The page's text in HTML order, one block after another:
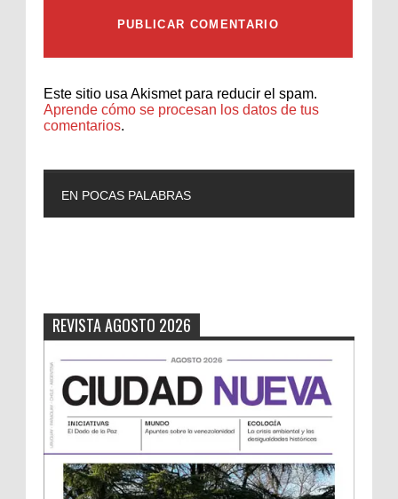
Este sitio usa Akismet para reducir el spam.
Aprende cómo se procesan los datos de tus
comentarios.
EN POCAS PALABRAS
REVISTA AGOSTO 2026